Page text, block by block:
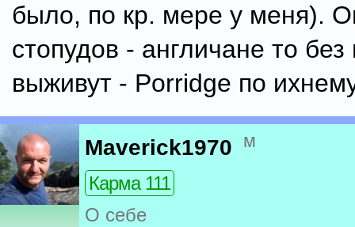
было, по кр. мере у меня).
стопудов - англичане то
выживут - Porridge по
Maverick1970 м
Карма 111
О себе